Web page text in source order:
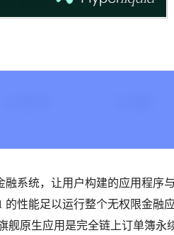
融系统，让用户构建的应用程序与
的性能足以运行整个无权限金融应
舰原生应用是完全链上订单簿永